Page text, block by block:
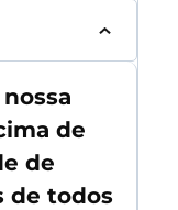
de
de
de todos